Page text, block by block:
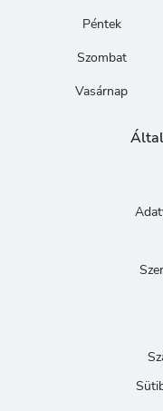
Péntek
Szombat
Vasárnap